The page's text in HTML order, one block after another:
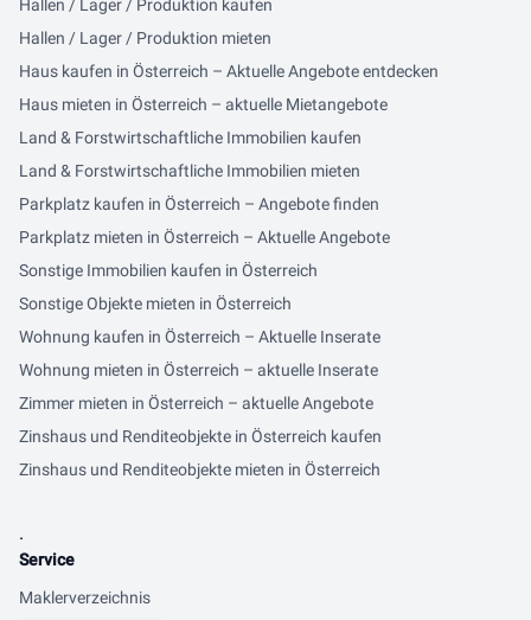
Hallen / Lager / Produktion kaufen
Hallen / Lager / Produktion mieten
Haus kaufen in Österreich – Aktuelle Angebote entdecken
Haus mieten in Österreich – aktuelle Mietangebote
Land & Forstwirtschaftliche Immobilien kaufen
Land & Forstwirtschaftliche Immobilien mieten
Parkplatz kaufen in Österreich – Angebote finden
Parkplatz mieten in Österreich – Aktuelle Angebote
Sonstige Immobilien kaufen in Österreich
Sonstige Objekte mieten in Österreich
Wohnung kaufen in Österreich – Aktuelle Inserate
Wohnung mieten in Österreich – aktuelle Inserate
Zimmer mieten in Österreich – aktuelle Angebote
Zinshaus und Renditeobjekte in Österreich kaufen
Zinshaus und Renditeobjekte mieten in Österreich
.
Service
Maklerverzeichnis